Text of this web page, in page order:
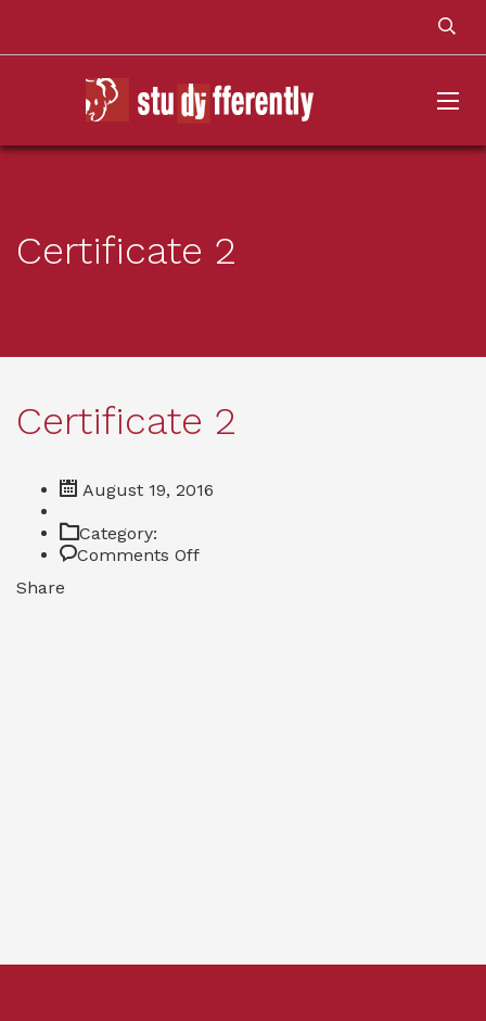
Certificate 2
Certificate 2
August 19, 2016
Category:
Comments Offon
Share